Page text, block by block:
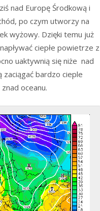
nad Europę Środkową i
po czym utworzy na
wyżowy. Dzięki temu już
ciepłe powietrze z
uaktywnią się niże nad
bardzo cieple
oceanu.